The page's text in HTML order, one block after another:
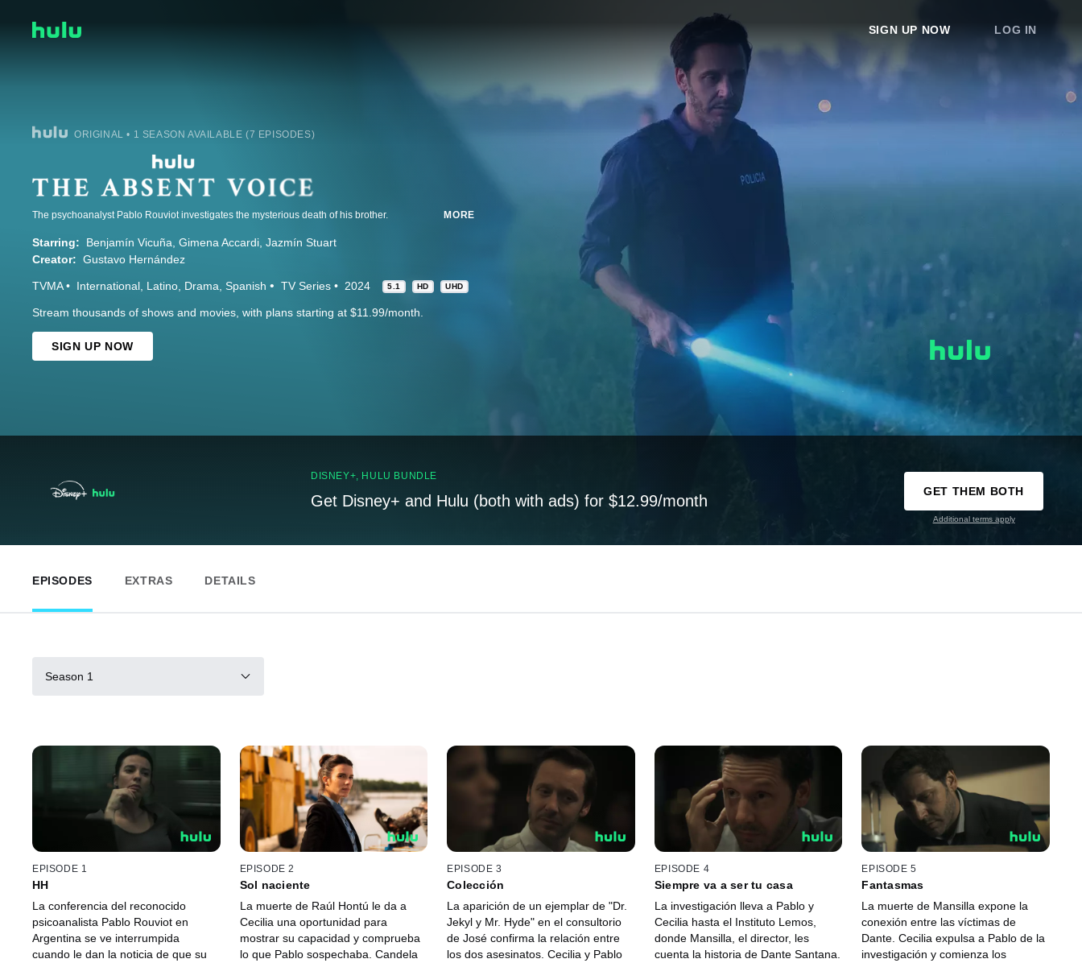
SIGN UP NOW LOG IN
ORIGINAL • 1 SEASON AVAILABLE (7 EPISODES)
The psychoanalyst Pablo Rouviot investigates the mysterious death of his brother. MORE
Starring: Benjamín Vicuña Gimena Accardi Jazmín Stuart
Creator: Gustavo Hernández
TVMA International Latino Drama Spanish TV Series 2024 5.1 HD UHD
Stream thousands of shows and movies, with plans starting at $11.99/month.
SIGN UP NOW
DISNEY+, HULU BUNDLE
Get Disney+ and Hulu (both with ads) for $12.99/month
GET THEM BOTH
Additional terms apply
EPISODES EXTRAS DETAILS
Season 1
EPISODE 1
HH
La conferencia del reconocido
psicoanalista Pablo Rouviot en
Argentina se ve interrumpida
cuando le dan la noticia de que su
EPISODE 2
Sol naciente
La muerte de Raúl Hontú le da a
Cecilia una oportunidad para
mostrar su capacidad y comprueba
lo que Pablo sospechaba. Candela
EPISODE 3
Colección
La aparición de un ejemplar de "Dr.
Jekyl y Mr. Hyde" en el consultorio
de José confirma la relación entre
los dos asesinatos. Cecilia y Pablo
EPISODE 4
Siempre va a ser tu casa
La investigación lleva a Pablo y
Cecilia hasta el Instituto Lemos,
donde Mansilla, el director, les
cuenta la historia de Dante Santana.
EPISODE 5
Fantasmas
La muerte de Mansilla expone la
conexión entre las víctimas de
Dante. Cecilia expulsa a Pablo de la
investigación y comienza los